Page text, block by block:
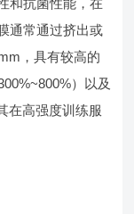
和抗菌性能，在
通常通过挤出或
，具有较高的
）以及
在高强度训练服